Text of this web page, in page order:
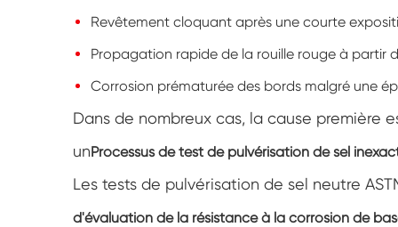
Revêtement cloquant après une courte
Propagation rapide de la rouille rouge à partir
Corrosion prématurée des bords malgré une
Dans de nombreux cas, la cause première
unProcessus de test de pulvérisation de sel
Les tests de pulvérisation de sel neutre
d'évaluation de la résistance à la corrosion de